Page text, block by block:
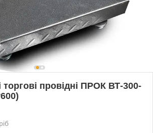
торгові провідні ПРОК ВТ-300-